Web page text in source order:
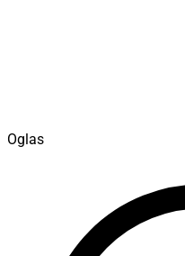
Oglas